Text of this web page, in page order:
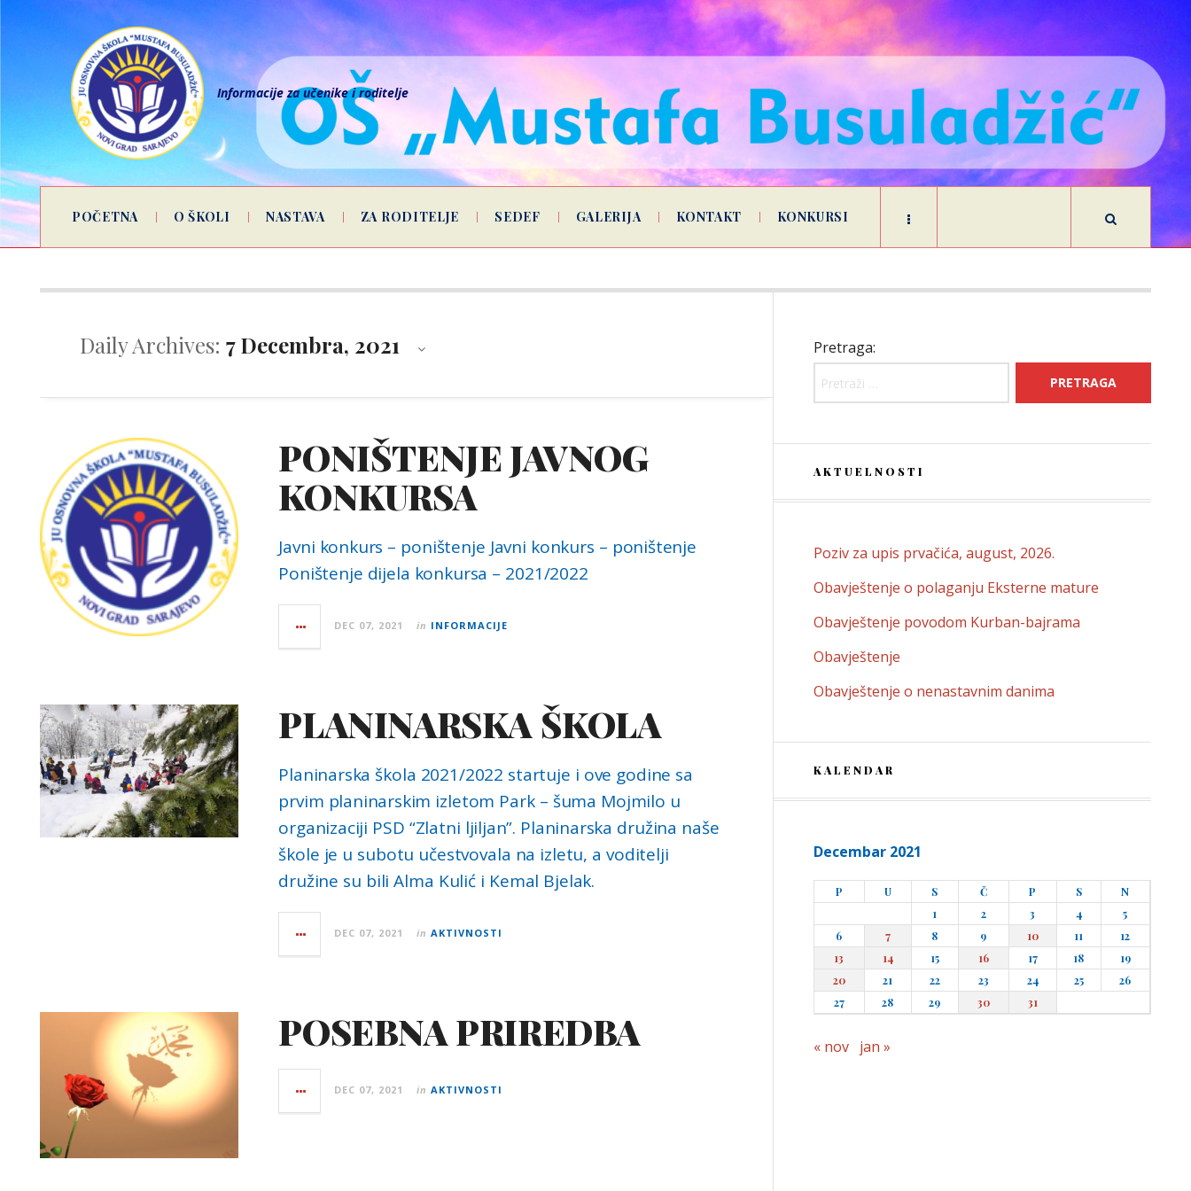
Informacije za učenike i roditelje
POČETNA O ŠKOLI NASTAVA ZA RODITELJE SEDEF GALERIJA KONTAKT KONKURSI
Daily Archives: 7 Decembra, 2021
PONIŠTENJE JAVNOG
KONKURSA
Javni konkurs – poništenje Javni konkurs – poništenje
Poništenje dijela konkursa – 2021/2022
DEC 07, 2021 in INFORMACIJE
PLANINARSKA ŠKOLA
Planinarska škola 2021/2022 startuje i ove godine sa
prvim planinarskim izletom Park – šuma Mojmilo u
organizaciji PSD “Zlatni ljiljan”. Planinarska družina naše
škole je u subotu učestvovala na izletu, a voditelji
družine su bili Alma Kulić i Kemal Bjelak.
DEC 07, 2021 in AKTIVNOSTI
POSEBNA PRIREDBA
DEC 07, 2021 in AKTIVNOSTI
Pretraga:
AKTUELNOSTI
Poziv za upis prvačića, august, 2026.
Obavještenje o polaganju Eksterne mature
Obavještenje povodom Kurban-bajrama
Obavještenje
Obavještenje o nenastavnim danima
KALENDAR
Decembar 2021
P U S Č P S
N
1
2 3 4
5
6
7 8 9 10 11
12
13
14 15 16 17 18
19
20
21 22 23 24 25
26
27
28 29 30 31
« nov jan »